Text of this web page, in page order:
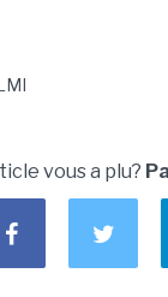
vous a plu?